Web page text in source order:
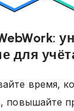
для
время,
повышайте